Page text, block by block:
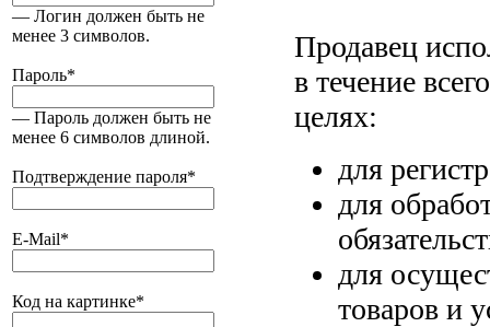
— Логин должен быть не
менее 3 символов.
Пароль*
— Пароль должен быть не
менее 6 символов длиной.
Подтверждение пароля*
E-Mail*
Код на картинке*
Продавец
в течение
целях:
для
для
для
товаров и